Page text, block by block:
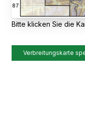
Bitte klicken Sie die
Verbreitungskarte